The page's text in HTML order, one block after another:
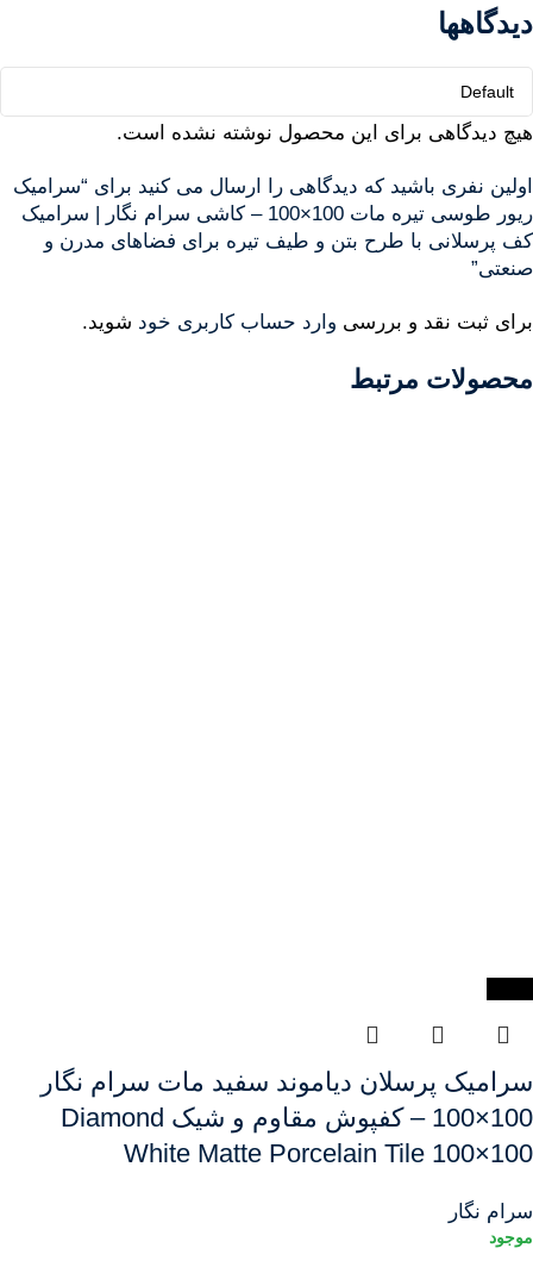
دیدگاهها
هیچ دیدگاهی برای این محصول نوشته نشده است.
اولین نفری باشید که دیدگاهی را ارسال می کنید برای “سرامیک
ریور طوسی تیره مات 100×100 – کاشی سرام نگار | سرامیک
کف پرسلانی با طرح بتن و طیف تیره برای فضاهای مدرن و
صنعتی”
برای ثبت نقد و بررسی وارد حساب کاربری خود شوید.
محصولات مرتبط
سرامیک پرسلان دیاموند سفید مات سرام نگار
100×100 – کفپوش مقاوم و شیک Diamond
White Matte Porcelain Tile 100×100
سرام نگار